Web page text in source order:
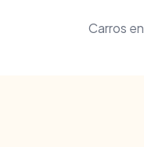
Carros en